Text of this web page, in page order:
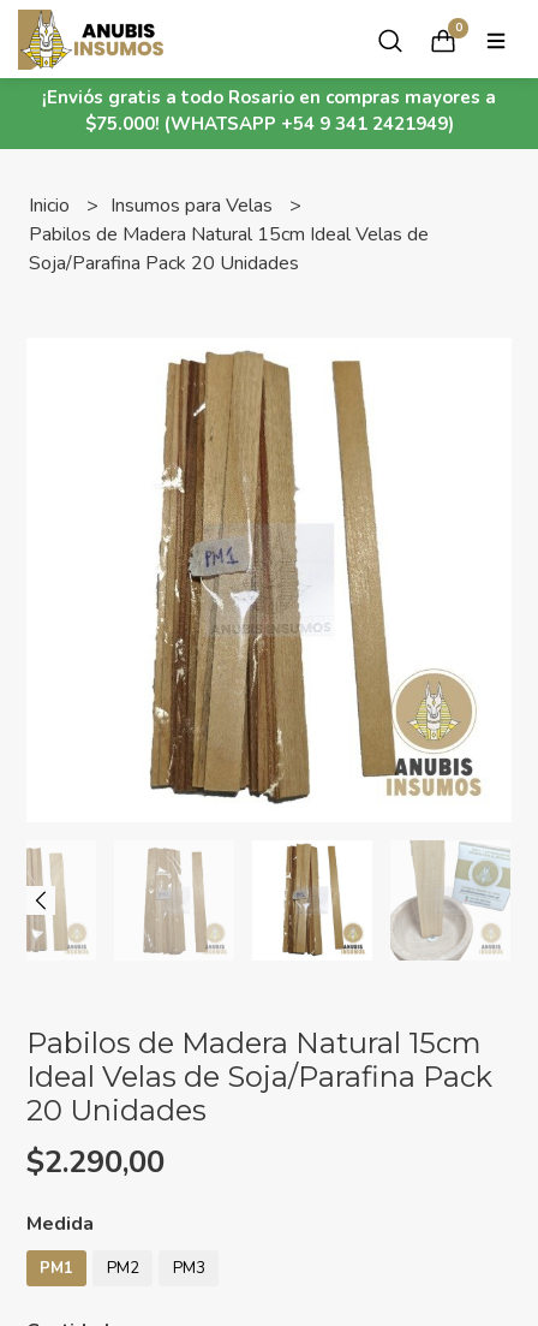
¡Enviós gratis a todo Rosario en compras mayores a
$75.000! (WHATSAPP +54 9 341 2421949)
0
Inicio
Insumos para Velas
Pabilos de Madera Natural 15cm Ideal Velas de
Soja/Parafina Pack 20 Unidades
Pabilos de Madera Natural 15cm
Ideal Velas de Soja/Parafina Pack
20 Unidades
$2.290,00
Medida
PM1 PM2 PM3